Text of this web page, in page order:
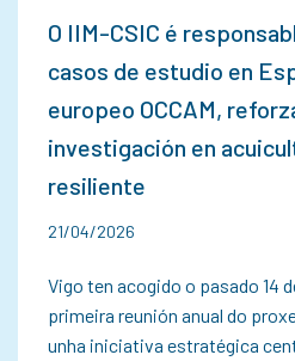
O IIM-CSIC é
casos de estudio en
europeo OCCAM,
investigación en
resiliente
21/04/2026
Vigo ten acogido o pasado 14
primeira reunión anual do
unha iniciativa estratégica